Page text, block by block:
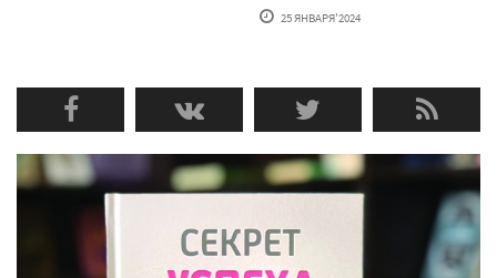
25 ЯНВАРЯ'2024